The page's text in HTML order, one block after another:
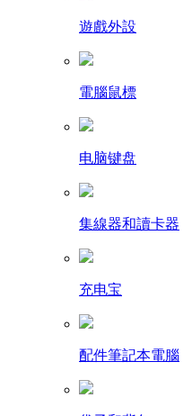
遊戲外設
電腦鼠標
电脑键盘
集線器和讀卡器
充电宝
配件筆記本電腦